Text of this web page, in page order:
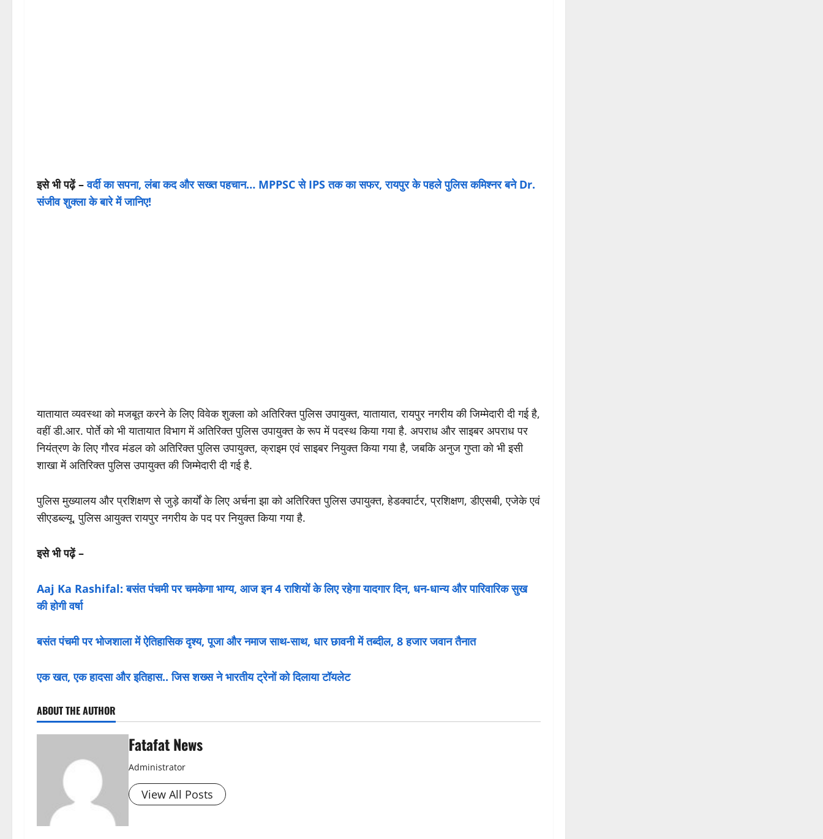
इसे भी पढ़ें – वर्दी का सपना, लंबा कद और सख्त पहचान… MPPSC से IPS तक का सफर, रायपुर के पहले पुलिस कमिश्नर बने Dr.
संजीव शुक्ला के बारे में जानिए!
यातायात व्यवस्था को मजबूत करने के लिए विवेक शुक्ला को अतिरिक्त पुलिस उपायुक्त, यातायात, रायपुर नगरीय की जिम्मेदारी दी गई है,
वहीं डी.आर. पोर्ते को भी यातायात विभाग में अतिरिक्त पुलिस उपायुक्त के रूप में पदस्थ किया गया है. अपराध और साइबर अपराध पर
नियंत्रण के लिए गौरव मंडल को अतिरिक्त पुलिस उपायुक्त, क्राइम एवं साइबर नियुक्त किया गया है, जबकि अनुज गुप्ता को भी इसी
शाखा में अतिरिक्त पुलिस उपायुक्त की जिम्मेदारी दी गई है.
पुलिस मुख्यालय और प्रशिक्षण से जुड़े कार्यों के लिए अर्चना झा को अतिरिक्त पुलिस उपायुक्त, हेडक्वार्टर, प्रशिक्षण, डीएसबी, एजेके एवं
सीएडब्ल्यू, पुलिस आयुक्त रायपुर नगरीय के पद पर नियुक्त किया गया है.
इसे भी पढ़ें –
Aaj Ka Rashifal: बसंत पंचमी पर चमकेगा भाग्य, आज इन 4 राशियों के लिए रहेगा यादगार दिन, धन-धान्य और पारिवारिक सुख
की होगी वर्षा
बसंत पंचमी पर भोजशाला में ऐतिहासिक दृश्य, पूजा और नमाज साथ-साथ, धार छावनी में तब्दील, 8 हजार जवान तैनात
एक खत, एक हादसा और इतिहास.. जिस शख्स ने भारतीय ट्रेनों को दिलाया टॉयलेट
ABOUT THE AUTHOR
Fatafat News
Administrator
View All Posts